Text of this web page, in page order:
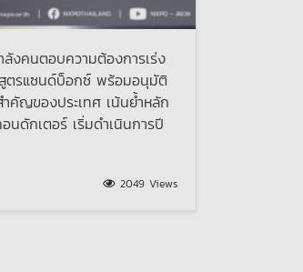
งคนตอบความต้องการเร่ง
ตรแซนด์บ็อกซ์ พร้อมอนุมัติ
คัญของประเทศ เน้นย้ำหลัก
ดักเตอร์ เริ่มดำเนินการปี
2049 Views